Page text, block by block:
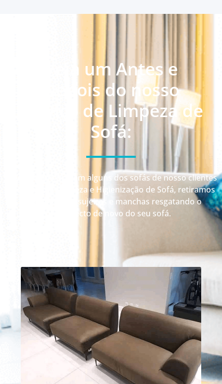
Veja um Antes e
Depois do nosso
serviço de Limpeza de
Sofá:
Veja como ficaram alguns dos sofás de nosso clientes
depois da Limpeza e Higienização de Sofá, retiramos
até 99% das sujeiras e manchas resgatando o
aspecto de novo do seu sofá.